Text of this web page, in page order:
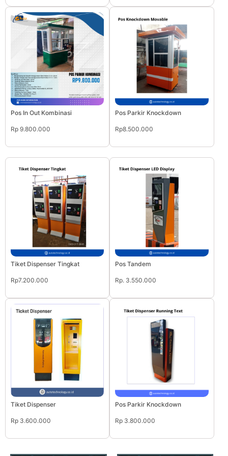
Pos In Out Kombinasi
Rp 9.800.000
Pos Parkir Knockdown
Rp8.500.000
Tiket Dispenser Tingkat
Rp7.200.000
Pos Tandem
Rp. 3.550.000
Tiket Dispenser
Rp 3.600.000
Pos Parkir Knockdown
Rp 3.800.000